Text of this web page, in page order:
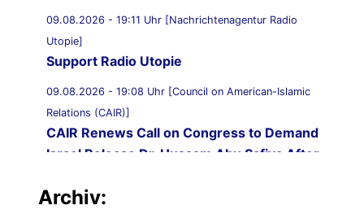
09.08.2026 - 19:11 Uhr [Nachrichtenagentur Radio
Utopie]
Support Radio Utopie
09.08.2026 - 19:08 Uhr [Council on American-Islamic
Relations (CAIR)]
CAIR Renews Call on Congress to Demand
Israel Release Dr. Hussam Abu Safiya After
09.08.2026 - 19:00 Uhr [Al Jazeera]
Archiv: